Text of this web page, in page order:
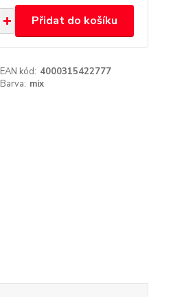
Přidat do košíku
EAN kód: 4000315422777
Barva: mix